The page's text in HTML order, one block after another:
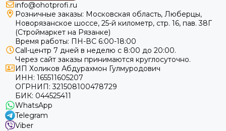
info@ohotprofi.ru
Розничные заказы: Московская область, Люберцы,
Новорязанское шоссе, 25-й километр, стр. 16, пав. 38Г
(Строймаркет на Рязанке)
Время работы: ПН-ВС 6:00-18:00
Call-центр 7 дней в неделю с 8:00 до 20:00.
Через сайт заказы принимаются круглосуточно.
ИП Холиков Абдурахмон Гулмуродович
ИНН: 165511605207
ОГРНИП: 321508100478729
БИК: 044525411
WhatsApp
Telegram
Viber